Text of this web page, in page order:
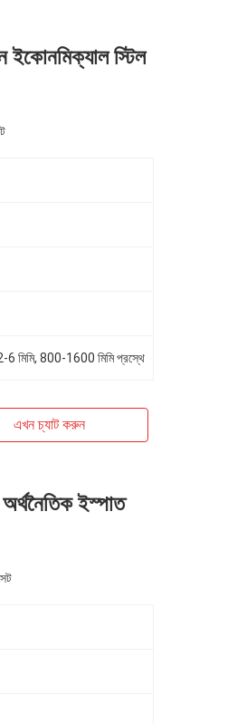
ইকোনমিক্যাল স্টিল
2-6 মিমি, 800-1600 মিমি প্রস্থে
এখন চ্যাট করুন
ইস্পাত